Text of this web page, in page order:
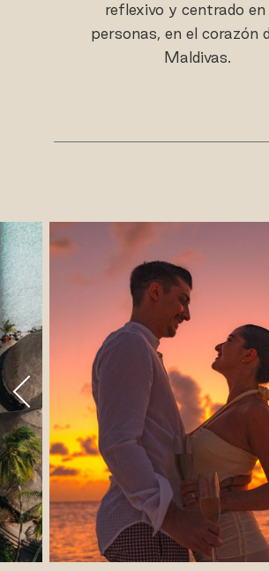
reflexivo y centrado en
personas, en el corazón
Maldivas.